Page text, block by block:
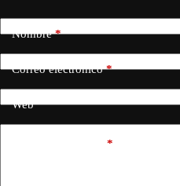
Nombre*
Correo electrónico*
Web
*